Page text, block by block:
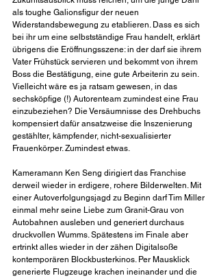
als toughe Galionsfigur der neuen
Widerstandsbewegung zu etablieren. Dass es sich
bei ihr um eine selbstständige Frau handelt, erklärt
übrigens die Eröffnungsszene: in der darf sie ihrem
Vater Frühstück servieren und bekommt von ihrem
Boss die Bestätigung, eine gute Arbeiterin zu sein.
Vielleicht wäre es ja ratsam gewesen, in das
sechsköpfige (!) Autorenteam zumindest eine Frau
einzubeziehen? Die Versäumnisse des Drehbuchs
kompensiert dafür ansatzweise die Inszenierung
gestählter, kämpfender, nicht-sexualisierter
Frauenkörper. Zumindest etwas.
Kameramann Ken Seng dirigiert das Franchise
derweil wieder in erdigere, rohere Bilderwelten. Mit
einer Autoverfolgungsjagd zu Beginn darf Tim Miller
einmal mehr seine Liebe zum Granit-Grau von
Autobahnen ausleben und generiert durchaus
druckvollen Wumms. Spätestens im Finale aber
ertrinkt alles wieder in der zähen Digitalsoße
kontemporären Blockbusterkinos. Per Mausklick
generierte Flugzeuge krachen ineinander und die